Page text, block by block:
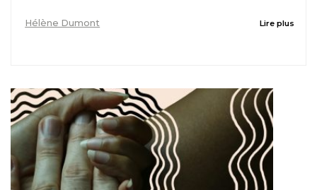
Hélène Dumont Lire plus